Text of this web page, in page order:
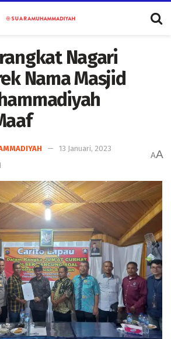
Nagari
Nama Masjid
13 Januari, 2023
AA